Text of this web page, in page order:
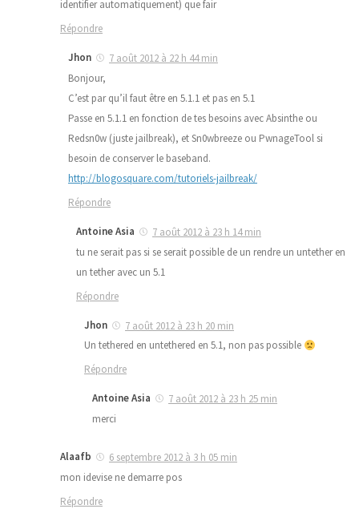
identifier automatiquement) que fair
Répondre
Jhon
7 août 2012 à 22 h 44 min
Bonjour,
C’est par qu’il faut être en 5.1.1 et pas en 5.1
Passe en 5.1.1 en fonction de tes besoins avec Absinthe ou
Redsn0w (juste jailbreak), et Sn0wbreeze ou PwnageTool si
besoin de conserver le baseband.
http://blogosquare.com/tutoriels-jailbreak/
Répondre
Antoine Asia
7 août 2012 à 23 h 14 min
tu ne serait pas si se serait possible de un rendre un untether en
un tether avec un 5.1
Répondre
Jhon
7 août 2012 à 23 h 20 min
Un tethered en untethered en 5.1, non pas possible
Répondre
Antoine Asia
7 août 2012 à 23 h 25 min
merci
Alaafb
6 septembre 2012 à 3 h 05 min
mon idevise ne demarre pos
Répondre